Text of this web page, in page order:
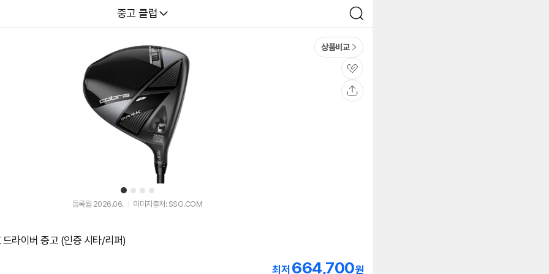
다나와
중고 클럽
검
색
1 2 3 4
상품비교
관
심
등록월 2026.06. 이미지출처: SSG.COM
라이버 중고 (인증 시타/리퍼)
최저 664,700원